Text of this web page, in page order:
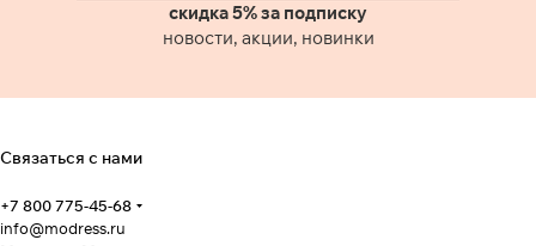
скидка 5% за подписку
новости, акции, новинки
Связаться с нами
+7 800 775-45-68
info@modress.ru